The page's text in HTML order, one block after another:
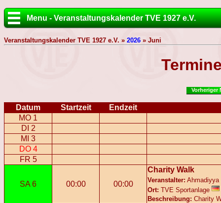
Menu - Veranstaltungskalender TVE 1927 e.V.
Veranstaltungskalender TVE 1927 e.V. » 2026 » Juni
Vorheriger
Datum Startzeit
Endzeit
MO 1
DI 2
MI 3
DO 4
FR 5
SA 6 00:00 00:00
Charity Walk
Veranstalter:
Ort: TVE Sportanlage
Beschreibung: Charity